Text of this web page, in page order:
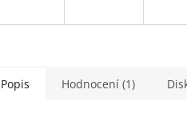
Popis Hodnocení (1)